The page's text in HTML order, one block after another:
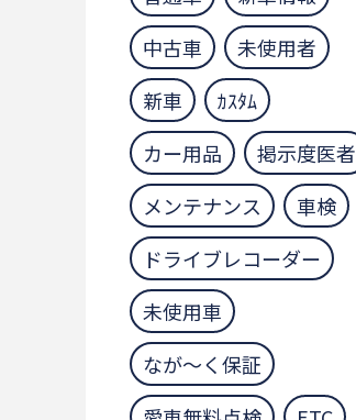
中古車
未使用者
新車
ｶｽﾀﾑ
カー用品
掲示度医者
メンテナンス
車検
ドライブレコーダー
未使用車
なが～く保証